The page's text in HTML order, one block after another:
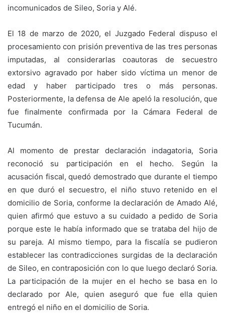
incomunicados de Sileo, Soria y Alé.
El 18 de marzo de 2020, el Juzgado Federal dispuso el
procesamiento con prisión preventiva de las tres personas
imputadas, al considerarlas coautoras de secuestro
extorsivo agravado por haber sido víctima un menor de
edad y haber participado tres o más personas.
Posteriormente, la defensa de Ale apeló la resolución, que
fue finalmente confirmada por la Cámara Federal de
Tucumán.
Al momento de prestar declaración indagatoria, Soria
reconoció su participación en el hecho. Según la
acusación fiscal, quedó demostrado que durante el tiempo
en que duró el secuestro, el niño stuvo retenido en el
domicilio de Soria, conforme la declaración de Amado Alé,
quien afirmó que estuvo a su cuidado a pedido de Soria
porque este le había informado que se trataba del hijo de
su pareja. Al mismo tiempo, para la fiscalía se pudieron
establecer las contradicciones surgidas de la declaración
de Sileo, en contraposición con lo que luego declaró Soria.
La participación de la mujer en el hecho se basa en lo
declarado por Ale, quien aseguró que fue ella quien
entregó el niño en el domicilio de Soria.